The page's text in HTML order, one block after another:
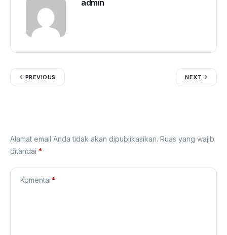
admin
PREVIOUS NEXT
Alamat email Anda tidak akan dipublikasikan. Ruas yang wajib
ditandai *
Komentar*